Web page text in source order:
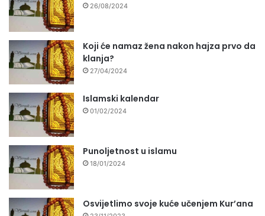
26/08/2024
Koji će namaz žena nakon hajza prvo da
klanja?
27/04/2024
Islamski kalendar
01/02/2024
Punoljetnost u islamu
18/01/2024
Osvijetlimo svoje kuće učenjem Kur’ana